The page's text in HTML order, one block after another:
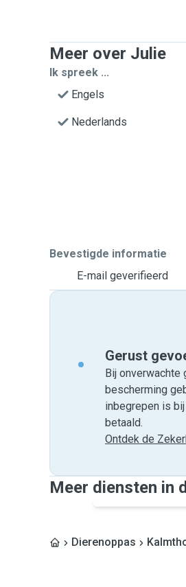
Meer over Julie
Ik spreek ...
Engels
Nederlands
Bevestigde informatie
E-mail geverifieerd
Gerust
Bij onverwachte
bescherming
inbegrepen is
betaald.
Ontdek de
Meer diensten in
Dierenoppas